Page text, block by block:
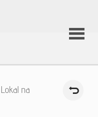
O firmie
Lokal na